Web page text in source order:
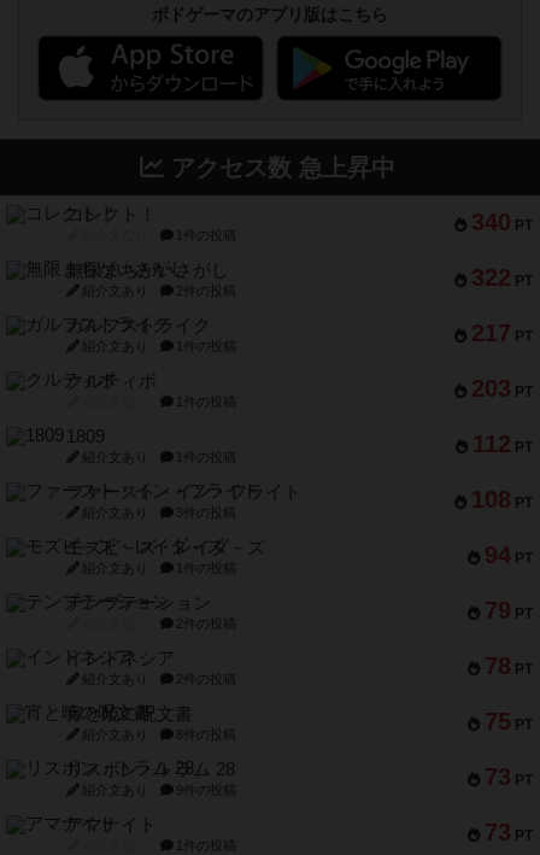
ボドゲーマのアプリ版はこちら
アクセス数 急上昇中
340 PT
コレクト！
1件の投稿
322 PT
無限まちがいさがし
紹介文あり 2件の投稿
217 PT
ガルフストライク
紹介文あり 1件の投稿
203 PT
クルティボ
1件の投稿
112 PT
1809
紹介文あり 1件の投稿
108 PT
ファースト・イン・フライト
紹介文あり 3件の投稿
94 PT
モズビ－ズ・レイダ－ズ
紹介文あり 1件の投稿
79 PT
テンプテーション
2件の投稿
78 PT
インドネシア
紹介文あり 2件の投稿
75 PT
宵と暁の呪文書
紹介文あり 8件の投稿
73 PT
リスボン・トラム 28
紹介文あり 9件の投稿
73 PT
アマナイト
1件の投稿